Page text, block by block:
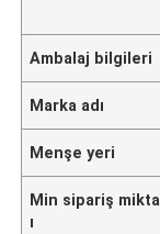
Ambalaj bilgileri
Marka adı
Menşe yeri
Min sipariş
ı